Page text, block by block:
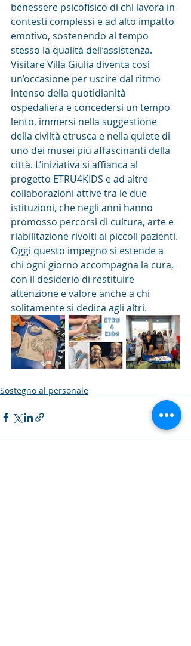
benessere psicofisico di chi lavora in
contesti complessi e ad alto impatto
emotivo, sostenendo al tempo
stesso la qualità dell’assistenza.
Visitare Villa Giulia diventa così
un’occasione per uscire dal ritmo
intenso della quotidianità
ospedaliera e concedersi un tempo
lento, immersi nella suggestione
della civiltà etrusca e nella quiete di
uno dei musei più affascinanti della
città. L’iniziativa si affianca al
progetto ETRU4KIDS e ad altre
collaborazioni attive tra le due
istituzioni, che negli anni hanno
promosso percorsi di cultura, arte e
riabilitazione rivolti ai piccoli pazienti.
Oggi questo impegno si estende a
chi ogni giorno accompagna la cura,
con il desiderio di restituire
attenzione e valore anche a chi
solitamente si dedica agli altri.
Sostegno al personale